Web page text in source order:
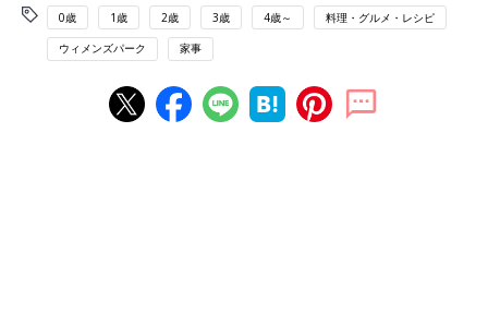
はじゃがいもは必須、あとはほうれん草とパプリカです。じゃが
いもは小さめに切るので、ゆでる必要もなく炒めるだけで火が通
ります」
■根菜類の豚汁
0歳 1歳 2歳 3歳 4歳～ 料理・グルメ・レシピ
ウィメンズパーク 家事